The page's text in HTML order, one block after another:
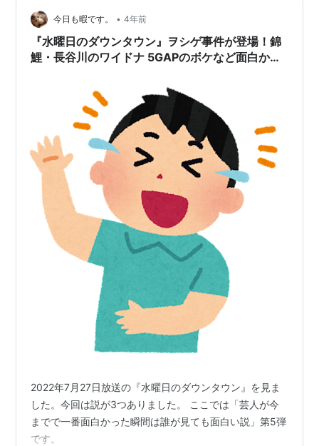
今日も暇です。 • 4年前
『水曜日のダウンタウン』ヲシゲ事件が登場！錦
鯉・長谷川のワイドナ 5GAPのボケなど面白かっ
2022年7月27日放送の『水曜日のダウンタウン』を見ま
した。今回は説が3つありました。 ここでは「芸人が今
までで一番面白かった瞬間は誰が見ても面白い説」第5弾
です。